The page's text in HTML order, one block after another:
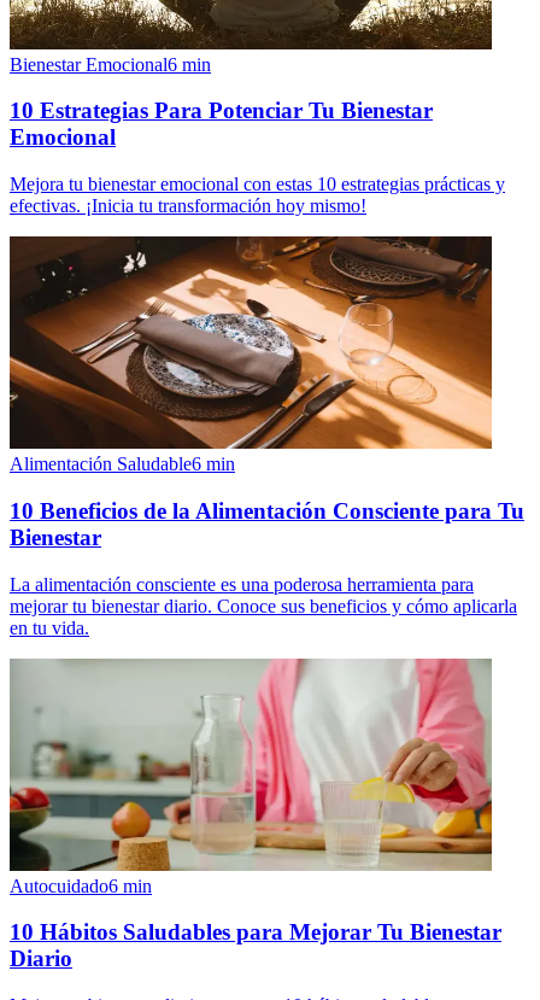
Bienestar Emocional6 min
10 Estrategias Para Potenciar Tu Bienestar
Emocional
Mejora tu bienestar emocional con estas 10 estrategias prácticas y
efectivas. ¡Inicia tu transformación hoy mismo!
Alimentación Saludable6 min
10 Beneficios de la Alimentación Consciente para Tu
Bienestar
La alimentación consciente es una poderosa herramienta para
mejorar tu bienestar diario. Conoce sus beneficios y cómo aplicarla
en tu vida.
Autocuidado6 min
10 Hábitos Saludables para Mejorar Tu Bienestar
Diario